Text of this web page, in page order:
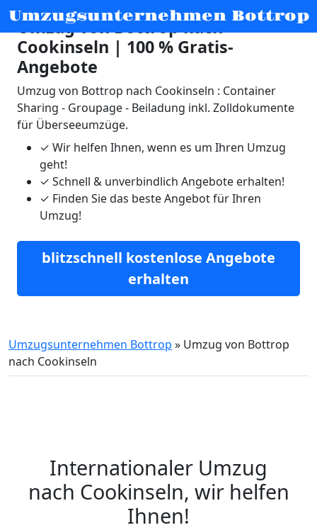
Umzugsunternehmen Bottrop
Umzug von Bottrop nach
Cookinseln | 100 % Gratis-
Angebote
Umzug von Bottrop nach Cookinseln : Container
Sharing - Groupage - Beiladung inkl. Zolldokumente
für Überseeumzüge.
✓ Wir helfen Ihnen, wenn es um Ihren Umzug
geht!
✓ Schnell & unverbindlich Angebote erhalten!
✓ Finden Sie das beste Angebot für Ihren
Umzug!
blitzschnell kostenlose Angebote
erhalten
Umzugsunternehmen Bottrop » Umzug von Bottrop
nach Cookinseln
Internationaler Umzug
nach Cookinseln, wir helfen
Ihnen!